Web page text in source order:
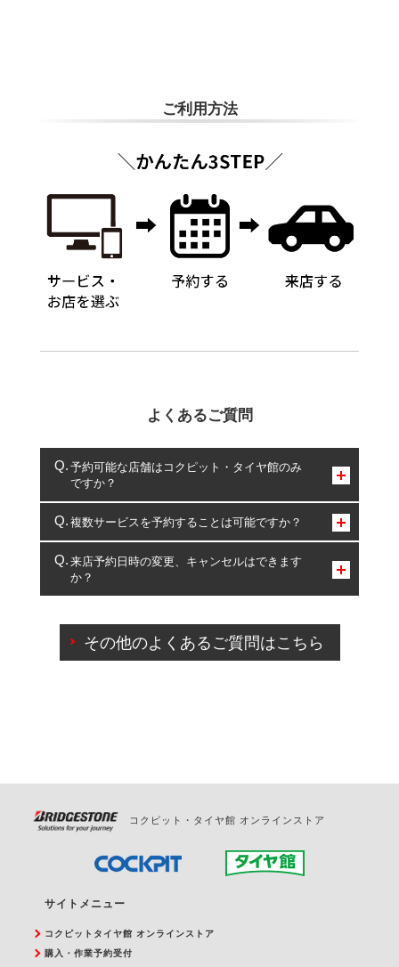
ご利用方法
よくあるご質問
予約可能な店舗はコクピット・タイヤ館のみ
ですか？
コクピット・タイヤ館のみとなります。
複数サービスを予約することは可能ですか？
複数サービスのご予約は可能です。
一部の商品・サービスの組み合わせに限り、同時にご予約が
出来ないものもございます。
来店予約日時の変更、キャンセルはできます
か？
ご来店予約日の3営業日前を過ぎている場合のご予約
の日時変更につきましては、直接ご予約の店舗まで
その他のよくあるご質問はこちら
コクピット・タイヤ館 オンラインストア
サイトメニュー
コクピットタイヤ館 オンラインストア
購入・作業予約受付